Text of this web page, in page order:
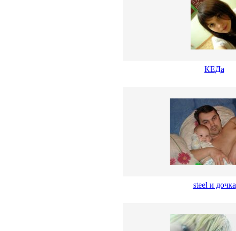
КЕДа
steel и дочка